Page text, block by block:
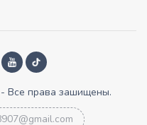
Все права зашищены.